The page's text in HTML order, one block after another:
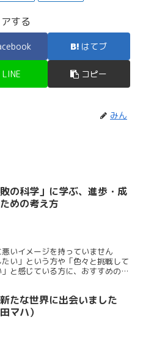
する
はてブ
LINE コピー
みん
敗の科学」に学ぶ、進歩・成
めの考え方
いイメージを持っていません
い」という方や「色々と挑戦して
と感じている方に、おすすめの書
たな世界に出会いました
マハ）